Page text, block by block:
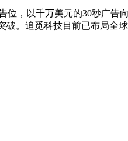
，以千万美元的30秒广
。追觅科技目前已布局全